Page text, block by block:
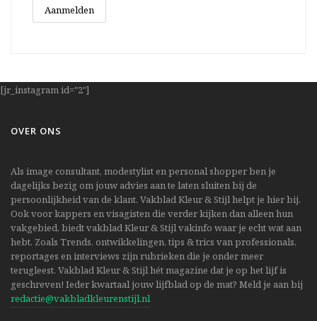
[jr_instagram id="2"]
OVER ONS
Als image consultant, modestylist en personal shopper ben je
dagelijks bezig om jouw advies aan te laten sluiten bij de
persoonlijkheid van de klant. Vakblad Kleur & Stijl helpt je hier bij.
Ook voor kappers en visagisten die verder kijken dan alleen hun
vakgebied, biedt vakblad Kleur & Stijl vakinfo waar je echt wat aan
hebt. Zoals Trends, ontwikkelingen, tips & trics van professionals,
reportages en interviews zijn rubrieken die je onder meer
terugleest. Vakblad Kleur & Stijl hét magazine dat je op het lijf is
geschreven! Ieder kwartaal jouw lijfblad op de mat? Meld je aan bij
redactie@vakbladkleurenstijl.nl